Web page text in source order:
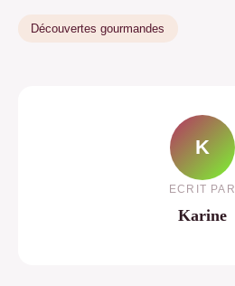
Découvertes gourmandes
K
ECRIT PAR
Karine